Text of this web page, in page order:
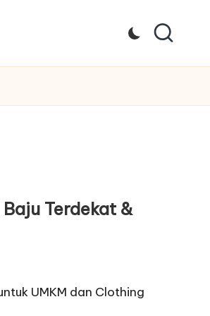
Terdekat &
UMKM dan Clothing